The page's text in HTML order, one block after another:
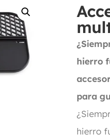
hierro
para
hierro